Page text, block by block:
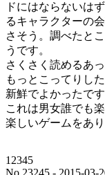
ドにはならないは
るキャラクターの
さそう。調べたと
うです。
さくさく読めるあ
もっとこってりし
新鮮でよかったです
これは男女誰でも
楽しいゲームをあ
12345